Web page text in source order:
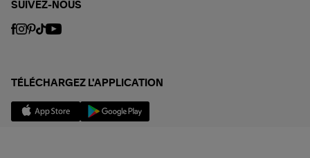
SUIVEZ-NOUS
TÉLÉCHARGEZ L'APPLICATION